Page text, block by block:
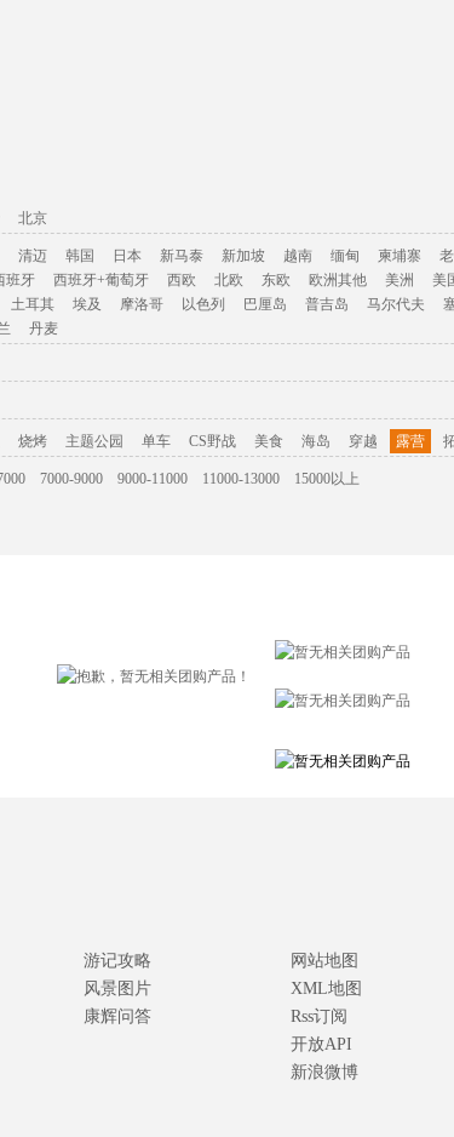
北京
清迈 韩国 日本 新马泰 新加坡 越南 缅甸 柬埔寨
班牙 西班牙+葡萄牙 西欧 北欧 东欧 欧洲其他 美洲 美
土耳其 埃及 摩洛哥 以色列 巴厘岛 普吉岛 马尔代夫
丹麦
烧烤 主题公园 单车 CS野战 美食 海岛 穿越 露营
7000-9000 9000-11000 11000-13000
15000以上
游记攻略
风景图片
康辉问答
网站地图
XML地图
Rss订阅
开放API
新浪微博